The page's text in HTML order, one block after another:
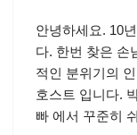
안녕하세요. 10
다. 한번 찾은 손
적인 분위기의
호스트 입니다.
빠 에서 꾸준히